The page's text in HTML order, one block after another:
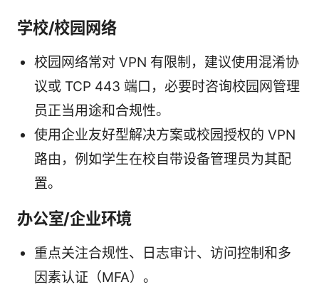
学校/校园网络
校园网络常对 VPN 有限制，建议使用混淆协
议或 TCP 443 端口，必要时咨询校园网管理
员正当用途和合规性。
使用企业友好型解决方案或校园授权的 VPN
路由，例如学生在校自带设备管理员为其配
置。
办公室/企业环境
重点关注合规性、日志审计、访问控制和多
因素认证（MFA）。